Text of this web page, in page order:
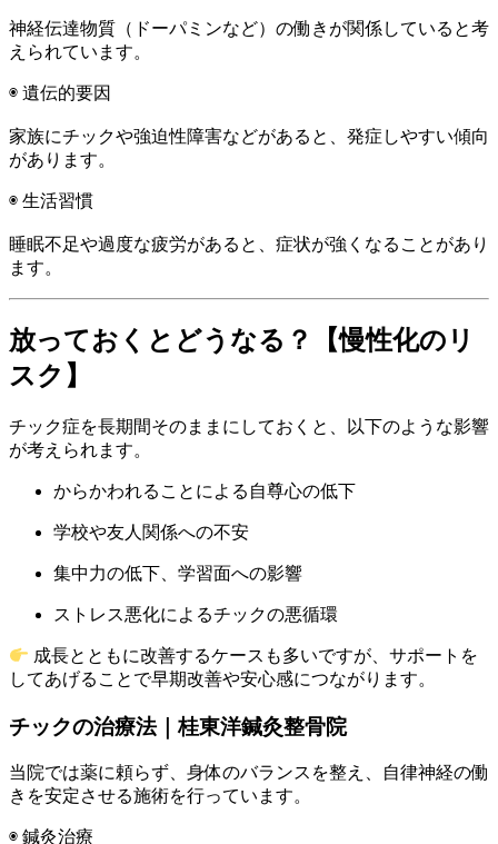
神経伝達物質（ドーパミンなど）の働きが関係していると考
えられています。
◉ 遺伝的要因
家族にチックや強迫性障害などがあると、発症しやすい傾向
があります。
◉ 生活習慣
睡眠不足や過度な疲労があると、症状が強くなることがあり
ます。
放っておくとどうなる？【慢性化のリ
スク】
チック症を長期間そのままにしておくと、以下のような影響
が考えられます。
からかわれることによる自尊心の低下
学校や友人関係への不安
集中力の低下、学習面への影響
ストレス悪化によるチックの悪循環
成長とともに改善するケースも多いですが、サポートを
してあげることで早期改善や安心感につながります。
チックの治療法｜桂東洋鍼灸整骨院
当院では薬に頼らず、身体のバランスを整え、自律神経の働
きを安定させる施術を行っています。
◉ 鍼灸治療